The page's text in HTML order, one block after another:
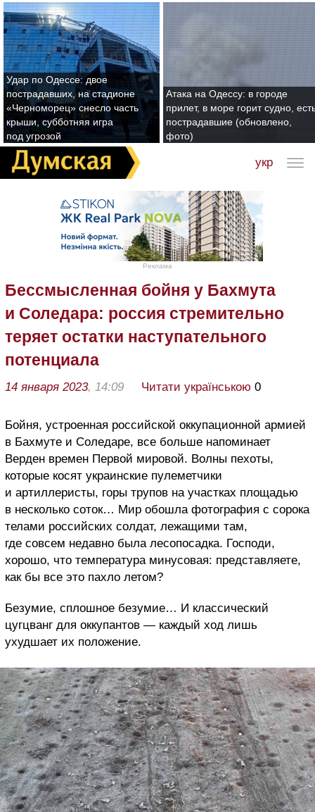
Удар по Одессе: двое
пострадавших, на стадионе
«Черноморец» снесло часть
крыши, субботняя игра
под угрозой
Атака на Одессу: в городе
прилет, в море горит судно,
пострадавшие (обновлено,
фото)
укр
Реклама
Бессмысленная бойня у Бахмута
и Соледара: россия стремительно
теряет остатки наступательного
потенциала
14 января 2023, 14:09 Читати українською 0
Бойня, устроенная российской оккупационной армией
в Бахмуте и Соледаре, все больше напоминает
Верден времен Первой мировой. Волны пехоты,
которые косят украинские пулеметчики
и артиллеристы, горы трупов на участках площадью
в несколько соток… Мир обошла фотография с сорока
телами российских солдат, лежащими там,
где совсем недавно была лесопосадка. Господи,
хорошо, что температура минусовая: представляете,
как бы все это пахло летом?
Безумие, сплошное безумие… И классический
цугцванг для оккупантов — каждый ход лишь
ухудшает их положение.